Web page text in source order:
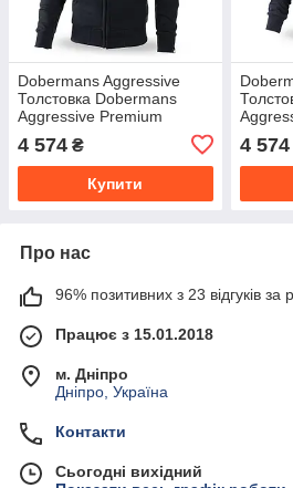
Dobermans Aggressive
Толстовка Dobermans
Aggressive Premium
Offensive BZ236BK (XXXL)
4 574 ₴
Купити
4 574
Про нас
96% позитивних з 23 відгуків за
Працює з 15.01.2018
м. Дніпро
Дніпро, Україна
Контакти
Сьогодні вихідний